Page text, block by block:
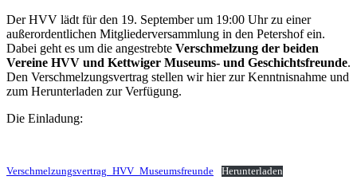
Der HVV lädt für den 19. September um 19:00 Uhr zu einer
außerordentlichen Mitgliederversammlung in den Petershof ein.
Dabei geht es um die angestrebte Verschmelzung der beiden
Vereine HVV und Kettwiger Museums- und Geschichtsfreunde.
Den Verschmelzungsvertrag stellen wir hier zur Kenntnisnahme und
zum Herunterladen zur Verfügung.
Die Einladung:
Verschmelzungsvertrag_HVV_Museumsfreunde Herunterladen